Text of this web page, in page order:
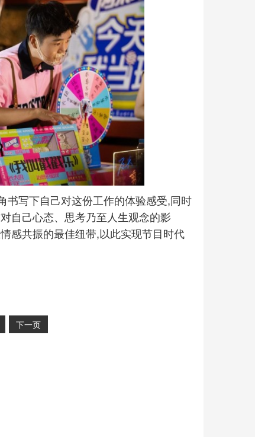
书写下自己对这份工作的体验感受,同时
自己心态、思考乃至人生观念的影
感共振的最佳纽带,以此实现节目时代
下一页